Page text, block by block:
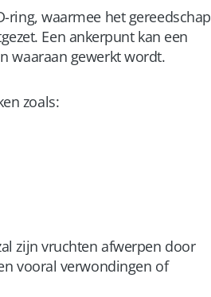
ring, waarmee het gereedschap
Een ankerpunt kan een
waaraan gewerkt wordt.
zoals:
zijn vruchten afwerpen door
vooral verwondingen of